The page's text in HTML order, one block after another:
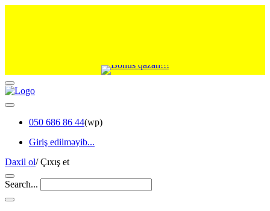
050 686 86 44(wp)
Giriş edilməyib...
Daxil ol/Çıxış et
Search...